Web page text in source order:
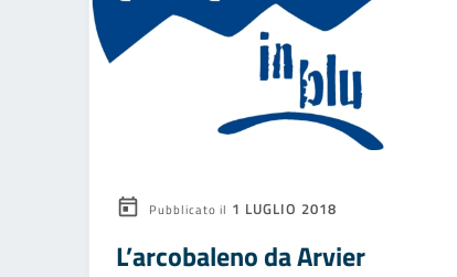
Pubblicato il 1 LUGLIO 2018
L’arcobaleno da Arvier